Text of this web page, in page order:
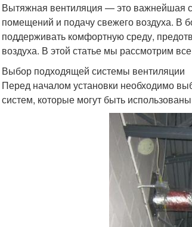
Вытяжная вентиляция — это важнейшая
помещений и подачу свежего воздуха. В
поддерживать комфортную среду,
воздуха. В этой статье мы рассмотрим
Выбор подходящей системы вентиляции
Перед началом установки необходимо
систем, которые могут быть